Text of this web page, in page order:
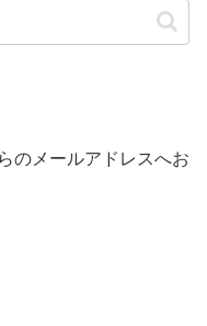
のメールアドレスへお